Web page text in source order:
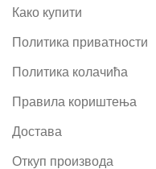
Како купити
Политика приватности
Политика колачића
Правила кориштења
Достава
Откуп производа